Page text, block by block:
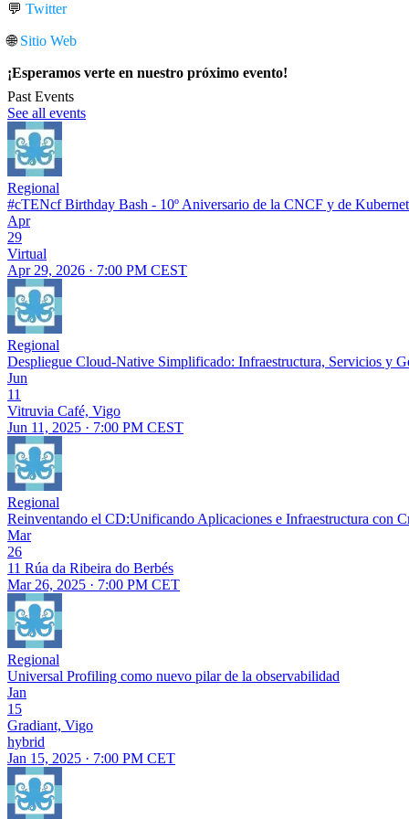
💬 Twitter
🌐Sitio Web
¡Esperamos verte en nuestro próximo evento!
Past Events
See all events
Regional
#cTENcf Birthday Bash - 10º Aniversario de la CNCF y de
Apr
29
Virtual
Apr 29, 2026 · 7:00 PM CEST
Regional
Despliegue Cloud-Native Simplificado: Infraestructura, Servicios y
Jun
11
Vitruvia Café, Vigo
Jun 11, 2025 · 7:00 PM CEST
Regional
Reinventando el CD:Unificando Aplicaciones e Infraestructura con
Mar
26
11 Rúa da Ribeira do Berbés
Mar 26, 2025 · 7:00 PM CET
Regional
Universal Profiling como nuevo pilar de la observabilidad
Jan
15
Gradiant, Vigo
hybrid
Jan 15, 2025 · 7:00 PM CET